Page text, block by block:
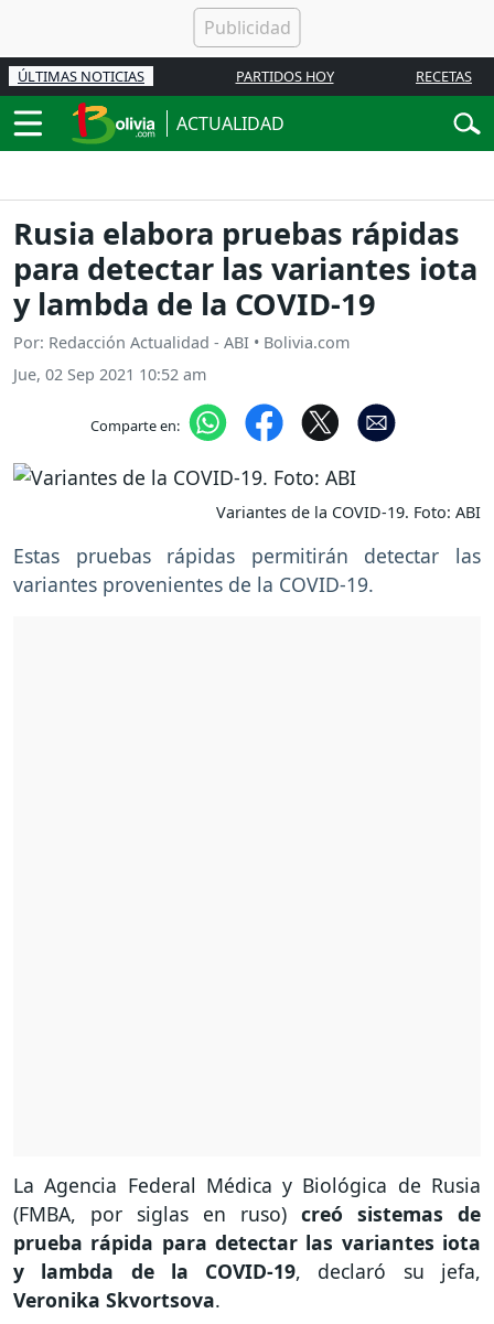
ÚLTIMAS NOTICIAS PARTIDOS HOY RECETAS
ACTUALIDAD
Rusia elabora pruebas rápidas
para detectar las variantes iota
y lambda de la COVID-19
Por: Redacción Actualidad - ABI • Bolivia.com
Jue, 02 Sep 2021 10:52 am
Comparte en:
Variantes de la COVID-19. Foto: ABI
Estas pruebas rápidas permitirán detectar las
variantes provenientes de la COVID-19.
La Agencia Federal Médica y Biológica de Rusia
(FMBA, por siglas en ruso) creó sistemas de
prueba rápida para detectar las variantes iota
y lambda de la COVID-19, declaró su jefa,
Veronika Skvortsova.